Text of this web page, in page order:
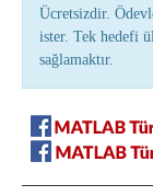
Ücretsizdir.
ister. Tek hedefi
sağlamaktır.